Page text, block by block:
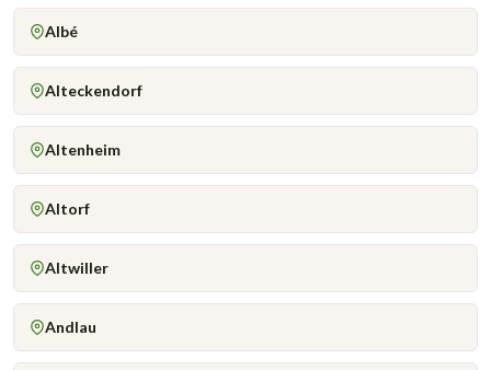
Albé
Alteckendorf
Altenheim
Altorf
Altwiller
Andlau